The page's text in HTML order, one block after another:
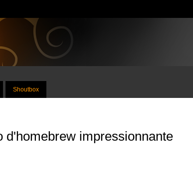
Shoutbox
d'homebrew impressionnante